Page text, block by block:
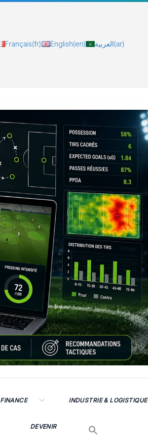
Français(fr) English(en) العربية(ar)
FINANCE INDUSTRIE & LOGISTIQUE
DEVENIR